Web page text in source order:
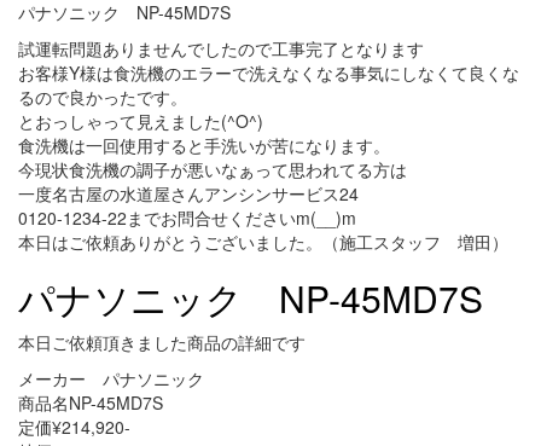
パナソニック NP-45MD7S
試運転問題ありませんでしたので工事完了となります
お客様Y様は食洗機のエラーで洗えなくなる事気にしなくて良くな
るので良かったです。
とおっしゃって見えました(^O^)
食洗機は一回使用すると手洗いが苦になります。
今現状食洗機の調子が悪いなぁって思われてる方は
一度名古屋の水道屋さんアンシンサービス24
0120-1234-22までお問合せくださいm(__)m
本日はご依頼ありがとうございました。（施工スタッフ 増田）
パナソニック NP-45MD7S
本日ご依頼頂きました商品の詳細です
メーカー パナソニック
商品名NP-45MD7S
定価¥214,920-